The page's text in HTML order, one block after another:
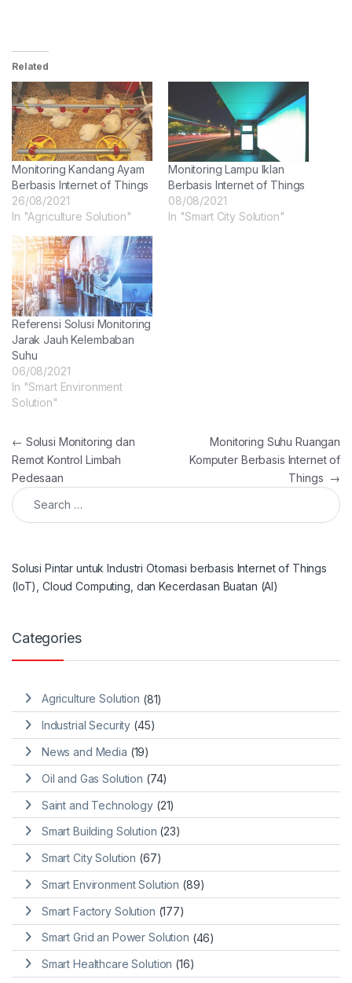
Related
Monitoring Kandang Ayam
Berbasis Internet of Things
26/08/2021
In "Agriculture Solution"
Monitoring Lampu Iklan
Berbasis Internet of Things
08/08/2021
In "Smart City Solution"
Referensi Solusi Monitoring
Jarak Jauh Kelembaban
Suhu
06/08/2021
In "Smart Environment
Solution"
Post navigation
← Solusi Monitoring dan
Remot Kontrol Limbah
Pedesaan
Monitoring Suhu Ruangan
Komputer Berbasis Internet of
Things →
Search for:
Solusi Pintar untuk Industri Otomasi berbasis Internet of Things
(IoT), Cloud Computing, dan Kecerdasan Buatan (AI)
Categories
Agriculture Solution (81)
Industrial Security (45)
News and Media (19)
Oil and Gas Solution (74)
Saint and Technology (21)
Smart Building Solution (23)
Smart City Solution (67)
Smart Environment Solution (89)
Smart Factory Solution (177)
Smart Grid an Power Solution (46)
Smart Healthcare Solution (16)